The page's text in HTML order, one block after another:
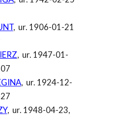
, ur. 1906-01-21
, ur. 1947-01-
, ur. 1924-12-
, ur. 1948-04-23,